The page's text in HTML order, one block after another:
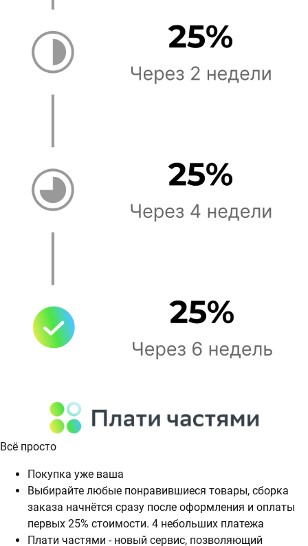
Всё просто
Покупка уже ваша
Выбирайте любые понравившиеся товары, сборка
заказа начнётся сразу после оформления и оплаты
первых 25% стоимости. 4 небольших платежа
Плати частями - новый сервис, позволяющий